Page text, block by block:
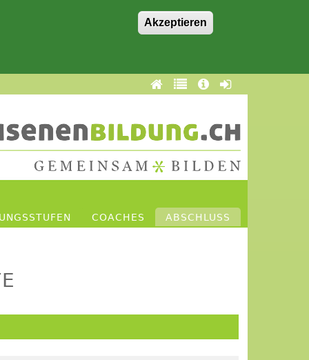
Akzeptieren
COACHES ABSCHLUSS